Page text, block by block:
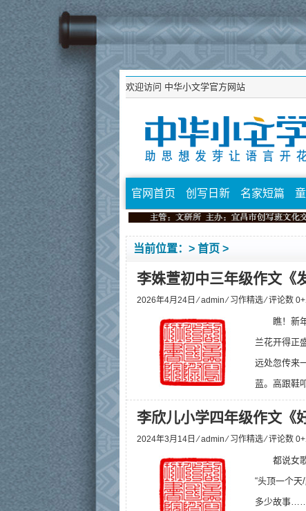
欢迎访问 中华小文学官方网站
官网首页 创写日新 名家短篇
当前位置：> 首页 >
李姝萱初中三年级作文《
2026年4月24日 ⁄admin⁄习作精选⁄ 评论数
瞧！新
兰花开得正
远处忽传来
蓝。高跟鞋
李欣儿小学四年级作文《
2024年3月14日 ⁄admin⁄习作精选⁄ 评论数
都说女
“头顶一个
多少故事